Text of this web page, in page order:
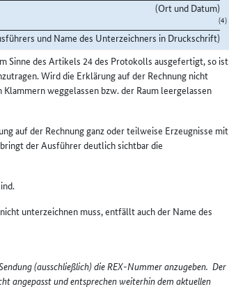
(Ort und Datum)
(4)
und Name des Unterzeichners in Druckschrift)
Sinne des Artikels 24 des Protokolls ausgefertigt, so ist
Wird die Erklärung auf der Rechnung nicht
weggelassen bzw. der Raum leergelassen
auf der Rechnung ganz oder teilweise Erzeugnisse mit
der Ausführer deutlich sichtbar die
unterzeichnen muss, entfällt auch der Name des
(ausschließlich) die REX-Nummer anzugeben. Der
angepasst undentsprechen weiterhin dem aktuellen